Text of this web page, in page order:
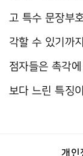
고 특수 문장부
각할 수 있기까
점자들은 촉각
보다 느린 특징
개인